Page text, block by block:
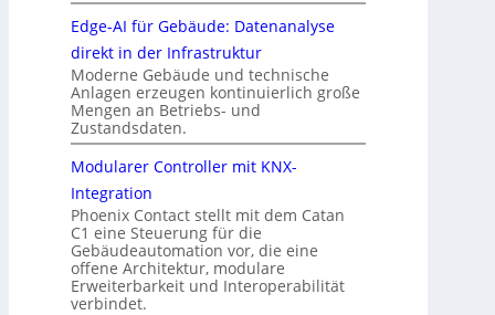
Edge-AI für Gebäude: Datenanalyse
direkt in der Infrastruktur
Moderne Gebäude und technische
Anlagen erzeugen kontinuierlich große
Mengen an Betriebs- und
Zustandsdaten.
Modularer Controller mit KNX-
Integration
Phoenix Contact stellt mit dem Catan
C1 eine Steuerung für die
Gebäudeautomation vor, die eine
offene Architektur, modulare
Erweiterbarkeit und Interoperabilität
verbindet.